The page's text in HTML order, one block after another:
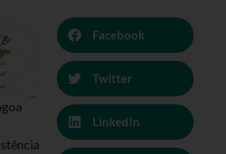
Facebook
Twitter
LinkedIn